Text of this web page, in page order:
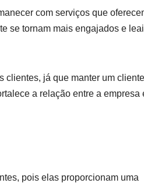
com serviços que
se tornam mais engajados e
clientes, já que manter um cliente
a relação entre a empresa
pois elas proporcionam uma